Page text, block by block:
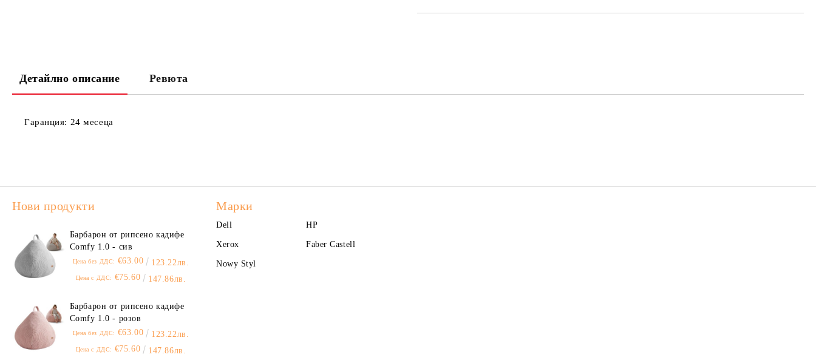
Детайлно описание Ревюта
Гаранция: 24 месеца
Нови продукти
Барбарон от рипсено кадифе
Comfy 1.0 - сив
Цена без ДДС: €63.00 123.22лв.
Цена с ДДС: €75.60 147.86лв.
Барбарон от рипсено кадифе
Comfy 1.0 - розов
Цена без ДДС: €63.00 123.22лв.
Цена с ДДС: €75.60 147.86лв.
Марки
Dell HP
Xerox Faber Castell
Nowy Styl